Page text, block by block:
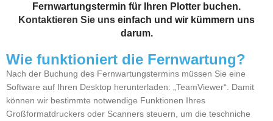
Fernwartungstermin für Ihren Plotter buchen.
Kontaktieren Sie uns einfach und wir kümmern uns
darum.
Wie funktioniert die Fernwartung?
Nach der Buchung des Fernwartungstermins müssen Sie eine
Software auf Ihren Desktop herunterladen: „TeamViewer“. Damit
können wir bestimmte notwendige Funktionen Ihres
Großformatdruckers oder Scanners steuern, um die teschniche